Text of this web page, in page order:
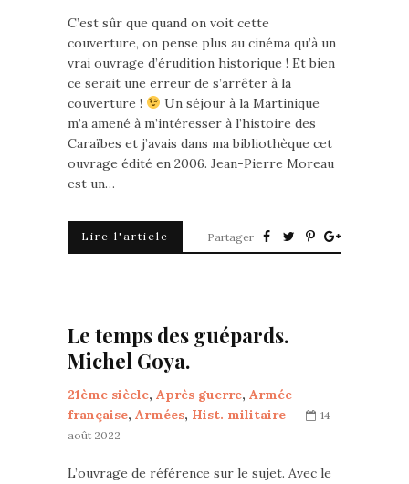
C’est sûr que quand on voit cette
couverture, on pense plus au cinéma qu’à un
vrai ouvrage d’érudition historique ! Et bien
ce serait une erreur de s’arrêter à la
couverture !
Un séjour à la Martinique
m’a amené à m’intéresser à l’histoire des
Caraïbes et j’avais dans ma bibliothèque cet
ouvrage édité en 2006. Jean-Pierre Moreau
est un…
Lire l'article Partager
Le temps des guépards.
Michel Goya.
21ème siècle, Après guerre, Armée
française, Armées, Hist. militaire
14
août 2022
L’ouvrage de référence sur le sujet. Avec le